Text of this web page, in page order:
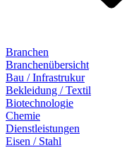
Branchen
Branchenübersicht
Bau / Infrastrukur
Bekleidung / Textil
Biotechnologie
Chemie
Dienstleistungen
Eisen / Stahl